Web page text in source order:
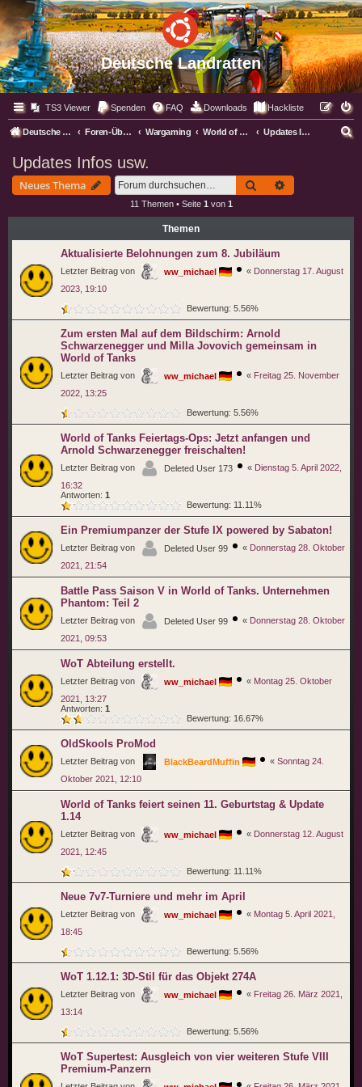
Deutsche Landratten
TS3 Viewer Spenden FAQ Downloads Hackliste
Deutsche Landratten Foren-Übersicht Wargaming World of Tanks WoT Updates Infos usw.
Updates Infos usw.
Neues Thema Suche
11 Themen • Seite 1 von 1
Themen
Aktualisierte Belohnungen zum 8. Jubiläum
Letzter Beitrag von ww_michael « Donnerstag 17. August
2023, 19:10
Bewertung: 5.56%
Zum ersten Mal auf dem Bildschirm: Arnold
Schwarzenegger und Milla Jovovich gemeinsam in
World of Tanks
Letzter Beitrag von ww_michael « Freitag 25. November
2022, 13:25
Bewertung: 5.56%
World of Tanks Feiertags-Ops: Jetzt anfangen und
Arnold Schwarzenegger freischalten!
Letzter Beitrag von Deleted User 173 « Dienstag 5. April 2022,
16:32
Antworten: 1
Bewertung: 11.11%
Ein Premiumpanzer der Stufe IX powered by Sabaton!
Letzter Beitrag von Deleted User 99 « Donnerstag 28. Oktober
2021, 21:54
Battle Pass Saison V in World of Tanks. Unternehmen
Phantom: Teil 2
Letzter Beitrag von Deleted User 99 « Donnerstag 28. Oktober
2021, 09:53
WoT Abteilung erstellt.
Letzter Beitrag von ww_michael « Montag 25. Oktober
2021, 13:27
Antworten: 1
Bewertung: 16.67%
OldSkools ProMod
Letzter Beitrag von BlackBeardMuffin « Sonntag 24.
Oktober 2021, 12:10
World of Tanks feiert seinen 11. Geburtstag & Update
1.14
Letzter Beitrag von ww_michael « Donnerstag 12. August
2021, 12:45
Bewertung: 11.11%
Neue 7v7-Turniere und mehr im April
Letzter Beitrag von ww_michael « Montag 5. April 2021,
18:45
Bewertung: 5.56%
WoT 1.12.1: 3D-Stil für das Objekt 274A
Letzter Beitrag von ww_michael « Freitag 26. März 2021,
13:14
Bewertung: 5.56%
WoT Supertest: Ausgleich von vier weiteren Stufe VIII
Premium-Panzern